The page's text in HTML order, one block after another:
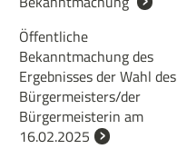
Öffentliche
Bekanntmachung des
Ergebnisses der Wahl des
Bürgermeisters/der
Bürgermeisterin am
16.02.2025